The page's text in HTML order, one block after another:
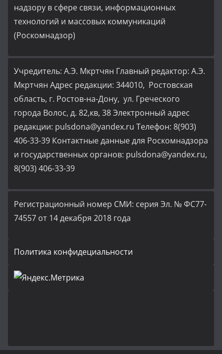
надзору в сфере связи, информационных
технологий и массовых коммуникаций
(Роскомнадзор)
Учредитель: А.Э. Мкртчян Главный редактор: А.Э.
Мкртчян Адрес редакции: 344010, Ростовская
область, г. Ростов-на-Дону, ул. Греческого
города Волос, д. 82,кв, 38 Электронный адрес
редакции: pulsdona@yandex.ru Телефон: 8(903)
406-33-39 Контактные данные для Роскомнадзора
и государственных органов: pulsdona@yandex.ru,
8(903) 406-33-39
Регистрационный номер СМИ: серия Эл. № ФС77-
74557 от 14 декабря 2018 года
Политика конфидециальности